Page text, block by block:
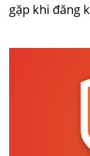
gặp khi đăng